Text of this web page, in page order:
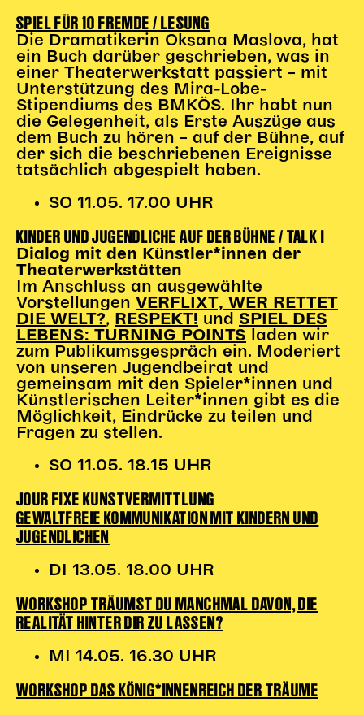
Karten + Preise
Anfahrt
Vermietung
Café
Newsletter
SPENDEN + FÖRDERN
Translate to English
SUCHESuchbegriffe
SPIEL FÜR 10 FREMDE / LESUNG
Die Dramatikerin Oksana Maslova, hat
ein Buch darüber geschrieben, was in
einer Theaterwerkstatt passiert – mit
Unterstützung des Mira-Lobe-
Stipendiums des BMKÖS. Ihr habt nun
die Gelegenheit, als Erste Auszüge aus
dem Buch zu hören – auf der Bühne, auf
der sich die beschriebenen Ereignisse
tatsächlich abgespielt haben.
SO 11.05. 17.00 UHR
KINDER UND JUGENDLICHE AUF DER BÜHNE / TALK I
Dialog mit den Künstler*innen der
Theaterwerkstätten
Im Anschluss an ausgewählte
Vorstellungen VERFLIXT, WER RETTET
DIE WELT?, RESPEKT! und
SPIEL DES
LEBENS: TURNING POINTS
laden wir
zum Publikumsgespräch ein. Moderiert
von unseren Jugendbeirat und
gemeinsam mit den Spieler*innen und
Künstlerischen Leiter*innen gibt es die
Möglichkeit, Eindrücke zu teilen und
Fragen zu stellen.
SO 11.05. 18.15 UHR
JOUR FIXE KUNSTVERMITTLUNG
GEWALTFREIE KOMMUNIKATION MIT KINDERN UND
JUGENDLICHEN
DI 13.05. 18.00 UHR
WORKSHOP TRÄUMST DU MANCHMAL DAVON, DIE
REALITÄT HINTER DIR ZU LASSEN?
MI 14.05. 16.30 UHR
WORKSHOP DAS KÖNIG*INNENREICH DER TRÄUME